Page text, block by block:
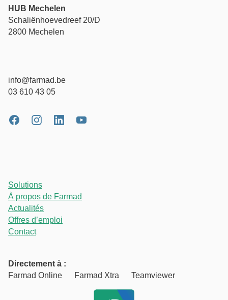
HUB Mechelen
Schaliënhoevedreef 20/D
2800 Mechelen
info@farmad.be
03 610 43 05
Solutions
À propos de Farmad
Actualités
Offres d’emploi
Contact
Directement à :
Farmad Online
Farmad Xtra Teamviewer